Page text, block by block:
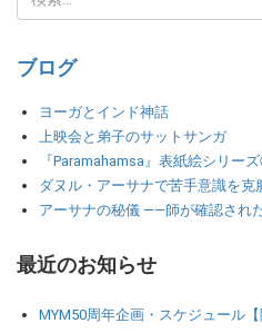
ブログ
ヨーガとインド神話
上映会と弟子のサットサンガ
『Paramahamsa』表紙絵シリー
ダヌル・アーサナで苦手意識を克
アーサナの秘儀 ――師が確認され
最近のお知らせ
MYM50周年企画・スケジュール【